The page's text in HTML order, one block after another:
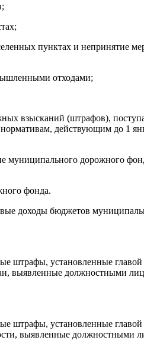
пунктах и непринятие
отходами;
взысканий (штрафов),
действующим до 1
дорожного
фонда.
доходы бюджетов
штрафы, установленные
выявленные должностными
штрафы, установленные
выявленные должностными